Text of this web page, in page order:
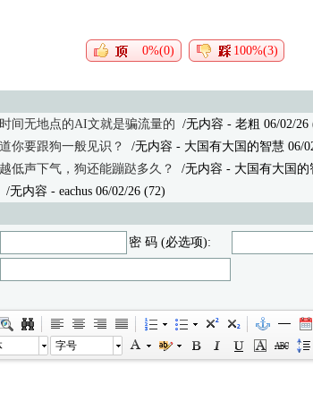
0%(0) 100%(3)
间无地点的AI文就是骗流量的 /无内容 - 老粗 06/02/26
你要跟狗一般见识？
/无内容 - 大国有大国的智慧 06/
低声下气，狗还能蹦跶多久？
/无内容 - 大国有大国的
/无内容 - eachus 06/02/26 (72)
密 码 (必选项):
字号